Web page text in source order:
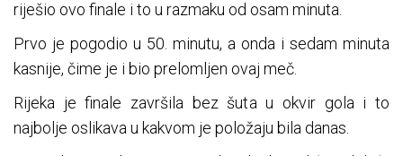
riješio ovo finale i to u razmaku od osam minuta.
Prvo je pogodio u 50. minutu, a onda i sedam minuta
kasnije, čime je i bio prelomljen ovaj meč.
Rijeka je finale završila bez šuta u okvir gola i to
najbolje oslikava u kakvom je položaju bila danas.